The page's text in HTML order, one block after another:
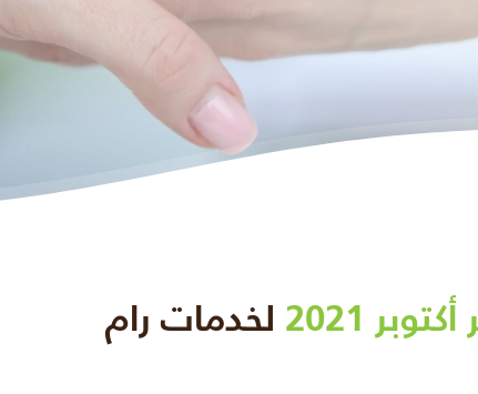
2021 لخدمات رام